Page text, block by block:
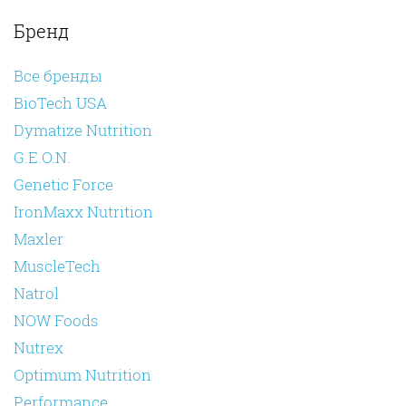
Бренд
Все бренды
BioTech USA
Dymatize Nutrition
G.E.O.N.
Genetic Force
IronMaxx Nutrition
Maxler
MuscleTech
Natrol
NOW Foods
Nutrex
Optimum Nutrition